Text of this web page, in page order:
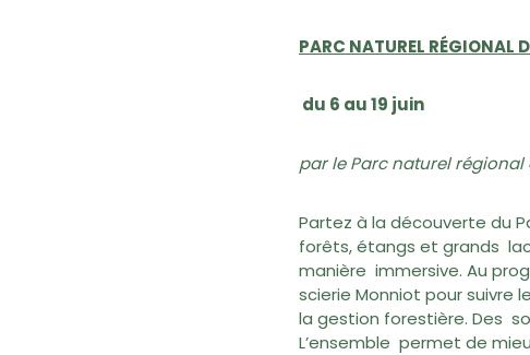
PARC NATUREL RÉGIONAL
du 6 au 19 juin
par le Parc naturel régional
Partez à la découverte du
forêts, étangs et grands
manière immersive. Au
scierie Monniot pour suivre
la gestion forestière. Des
L’ensemble permet de